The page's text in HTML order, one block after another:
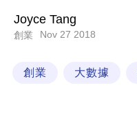
科
Joyce Tang
創業 Nov 27 2018
創業 大數據